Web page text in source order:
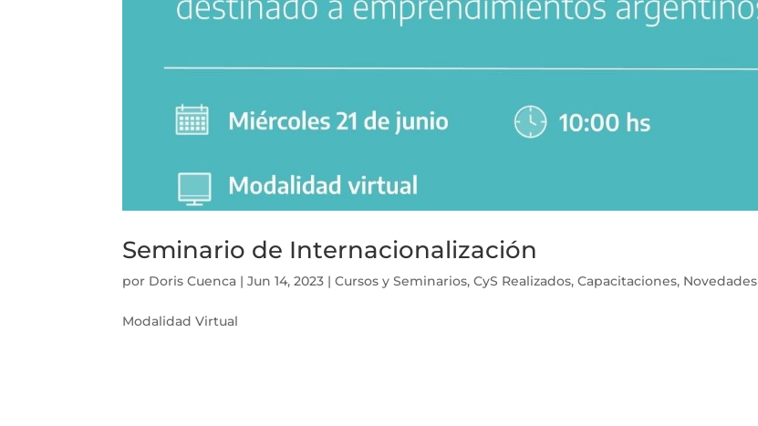
Seminario de Internacionalización
por Doris Cuenca |Jun 14, 2023 |Cursos y Seminarios,CyS Realizados,Capacitaciones, Novedades
Modalidad Virtual